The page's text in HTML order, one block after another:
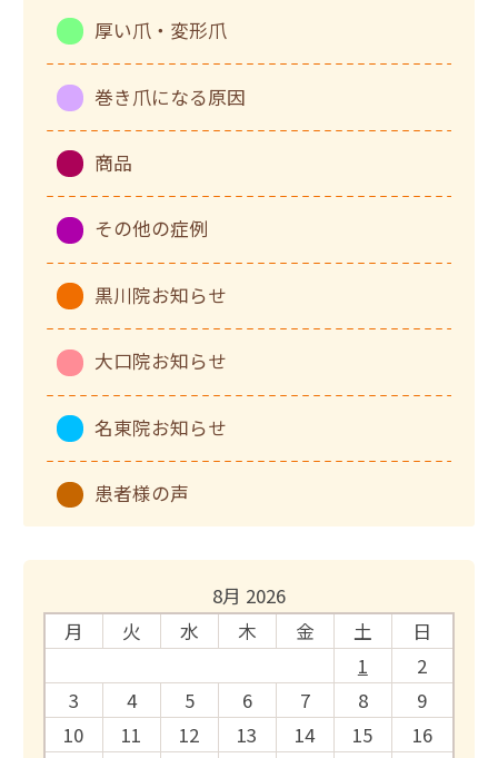
厚い爪・変形爪
巻き爪になる原因
商品
その他の症例
黒川院お知らせ
大口院お知らせ
名東院お知らせ
患者様の声
8月 2026
月
火 水 木 金 土
日
1
2
3
4 5 6 7 8
9
10
11 12 13 14 15
16